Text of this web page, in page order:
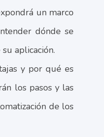
un marco
dónde se
aplicación.
y por qué es
los pasos y las
de los